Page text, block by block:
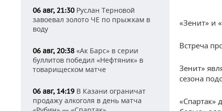
06 авг, 21:30Руслан Терновой
завоевал золото ЧЕ по прыжкам в
воду
06 авг, 20:38 «Ак Барс» в серии
буллитов победил «Нефтяник» в
товарищеском матче
06 авг, 14:19 В Казани ограничат
продажу алкоголя в день матча
«Зенит» и
Встреча
Зенит»
сезона
«Спартак»